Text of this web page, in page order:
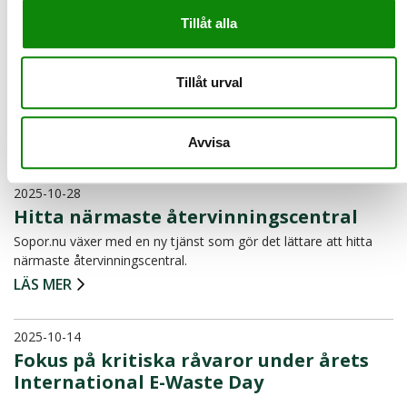
Tillåt alla
Tillåt urval
Avvisa
2025-11-19
Hela Europa fokuserar på mindre
elavfall under Europa minskar avfallet-
största kampanjen för att öka medvetenheten om förebyg…
2025-10-28
Hitta närmaste återvinningscentral
Sopor.nu växer med en ny tjänst som gör det lättare att hitta
närmaste återvinningscentral.
LÄS MER
2025-10-14
Fokus på kritiska råvaror under årets
International E-Waste Day